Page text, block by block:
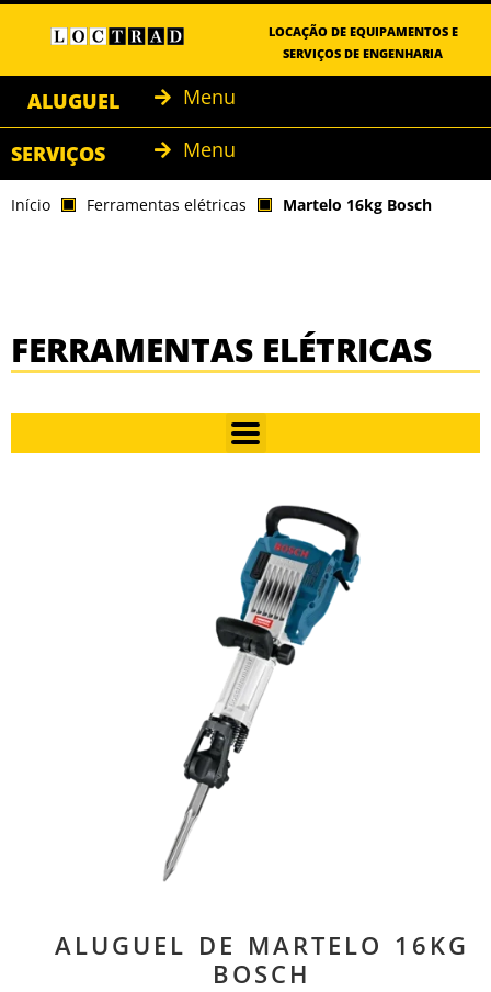
LOCAÇÃO DE EQUIPAMENTOS E
SERVIÇOS DE ENGENHARIA
ALUGUEL Menu
SERVIÇOS Menu
Início Ferramentas elétricas Martelo 16kg Bosch
FERRAMENTAS ELÉTRICAS
ALUGUEL DE MARTELO 16KG
BOSCH